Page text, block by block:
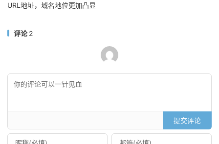
URL地址，域名地位更加凸显
评论2
提交评论